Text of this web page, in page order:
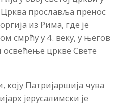
прославља пренос
из Рима, где је
смрћу у 4. веку, у његов
цркве Свете
коју Патријаршија чува
јерусалимски је